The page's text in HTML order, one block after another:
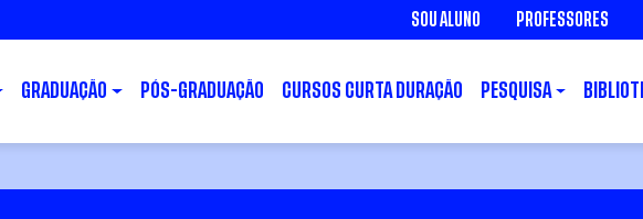
SOU ALUNO PROFESSORES
GRADUAÇÃO PÓS-GRADUAÇÃO CURSOS CURTA DURAÇÃO PESQUISA